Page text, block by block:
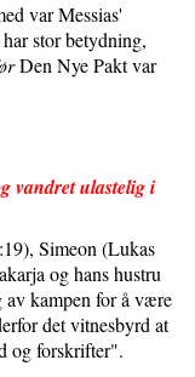
var Messias'
stor betydning,
Den Nye Pakt var
vandret ulastelig i
Simeon (Lukas
og hans hustru
av kampen for å være
det vitnesbyrd at
og forskrifter".